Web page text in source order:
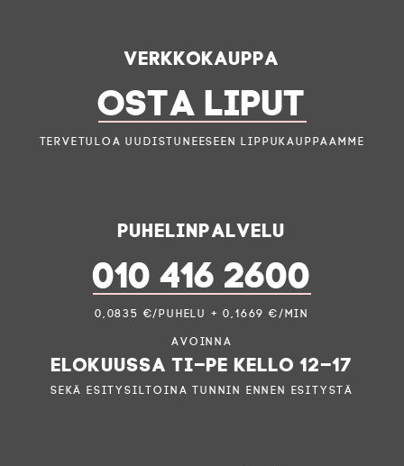
Verkkokauppa
OSTA LIPUT
Tervetuloa uudistuneeseen lippukauppaamme
Puhelinpalvelu
010 416 2600
0,0835 €/puhelu + 0,1669 €/min
Avoinna
elokuussa ti–pe kello 12–17
sekä esitysiltoina tunnin ennen esitystä